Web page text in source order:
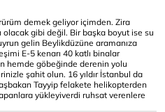
demek geliyor içimden. Zira
olacak gibi değil. Bir başka boyut ise su
gelin Beylikdüzüne aramanıza
E-5 kenarı 40 katlı binalar
hemde göbeğinde derenin yolu
şahit olun. 16 yıldır İstanbul da
Tayyip felakete helikopterden
yükleyiverdi ruhsat verenlere